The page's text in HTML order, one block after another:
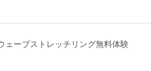
ェーブストレッチリング無料体験